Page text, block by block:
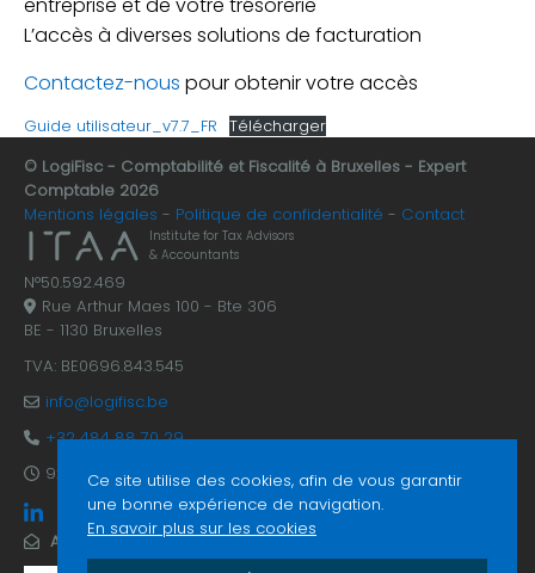
L’accès à diverses solutions de facturation
Contactez-nous pour obtenir votre accès
Guide utilisateur_v7.7_FR Télécharger
© LogiFisc - Comptabilité et Fiscalité à Bruxelles - Expert
Comptable 2026
Mentions légales
Politique de confidentialité Contact
Institute for Tax Advisors
& Accountants
N°50.592.469
Rue Arthur Maes 100 - Bte 306
BE - 1130 Bruxelles
TVA: BE0696.843.545
info@logifisc.be
+32 484 88 70 29
9:30 - 17:30 du lundi au vendredi
ABONNEZ-VOUS À NOTRE NEWSLETTER
Ce site utilise des cookies, afin de vous garantir
une bonne expérience de navigation.
En savoir plus sur les cookies